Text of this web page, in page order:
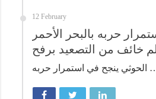
12 February
حربه بالبحر الأحمر
خائف من التصعيد برفح
استمرار حربه …